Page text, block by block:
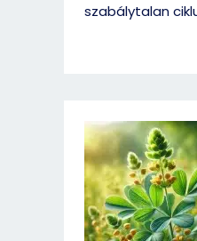
szabálytalan
Görögszéna
(Trigonella
foenum-
graecum)